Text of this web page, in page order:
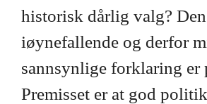
historisk dårlig valg?
iøynefallende og derfor
sannsynlige forklaring
Premisset er at god